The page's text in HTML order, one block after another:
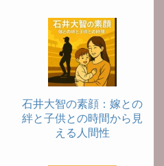
石井大智の素顔：嫁との
絆と子供との時間から見
える人間性